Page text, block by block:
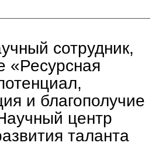
сотрудник,
«Ресурсная
и благополучие
центр
таланта